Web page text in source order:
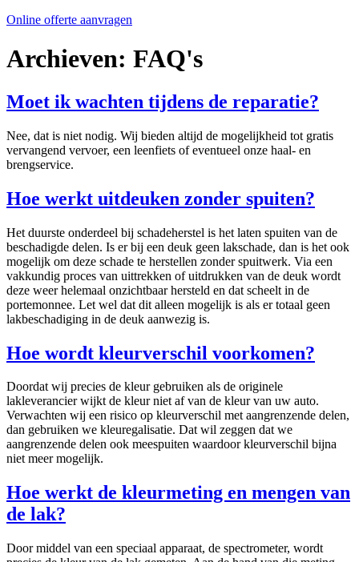
Online offerte aanvragen
Archieven: FAQ's
Moet ik wachten tijdens de reparatie?
Nee, dat is niet nodig. Wij bieden altijd de mogelijkheid tot gratis
vervangend vervoer, een leenfiets of eventueel onze haal- en
brengservice.
Hoe werkt uitdeuken zonder spuiten?
Het duurste onderdeel bij schadeherstel is het laten spuiten van de
beschadigde delen. Is er bij een deuk geen lakschade, dan is het ook
mogelijk om deze schade te herstellen zonder spuitwerk. Via een
vakkundig proces van uittrekken of uitdrukken van de deuk wordt
deze weer helemaal onzichtbaar hersteld en dat scheelt in de
portemonnee. Let wel dat dit alleen mogelijk is als er totaal geen
lakbeschadiging in de deuk aanwezig is.
Hoe wordt kleurverschil voorkomen?
Doordat wij precies de kleur gebruiken als de originele
lakleverancier wijkt de kleur niet af van de kleur van uw auto.
Verwachten wij een risico op kleurverschil met aangrenzende delen,
dan gebruiken we kleuregalisatie. Dat wil zeggen dat we
aangrenzende delen ook meespuiten waardoor kleurverschil bijna
niet meer mogelijk.
Hoe werkt de kleurmeting en mengen van
de lak?
Door middel van een speciaal apparaat, de spectrometer, wordt